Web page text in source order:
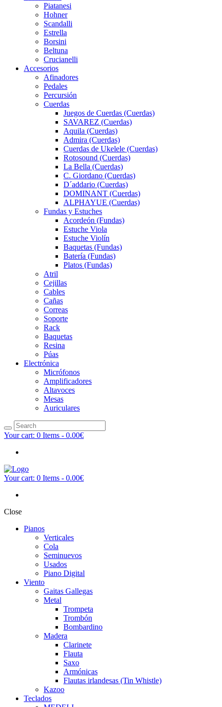
Piatanesi
Hohner
Scandalli
Estrella
Borsini
Beltuna
Crucianelli
Accesorios
Afinadores
Pedales
Percursión
Cuerdas
Juegos de Cuerdas (Cuerdas)
SAVAREZ (Cuerdas)
Aquila (Cuerdas)
Admira (Cuerdas)
Cuerdas de Ukelele (Cuerdas)
Rotosound (Cuerdas)
La Bella (Cuerdas)
C. Giordano (Cuerdas)
D´addario (Cuerdas)
DOMINANT (Cuerdas)
ALPHAYUE (Cuerdas)
Fundas y Estuches
Acordeón (Fundas)
Estuche Viola
Estuche Violín
Baquetas (Fundas)
Batería (Fundas)
Platos (Fundas)
Atril
Cejillas
Cables
Cañas
Correas
Soporte
Rack
Baquetas
Resina
Púas
Electrónica
Micrófonos
Amplificadores
Altavoces
Mesas
Auriculares
Your cart: 0 Items - 0.00€
Your cart: 0 Items - 0.00€
Close
Pianos
Verticales
Cola
Seminuevos
Usados
Piano Digital
Viento
Gaitas Gallegas
Metal
Trompeta
Trombón
Bombardino
Madera
Clarinete
Flauta
Saxo
Armónicas
Flautas irlandesas (Tin Whistle)
Kazoo
Teclados